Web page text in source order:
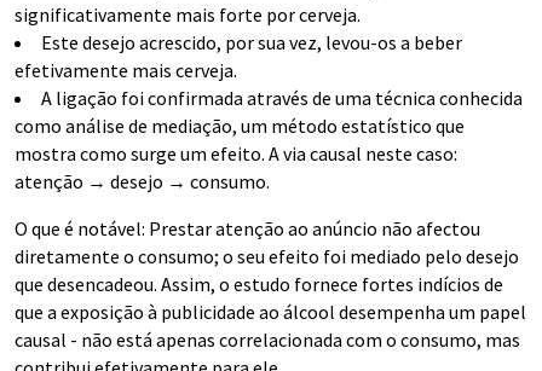
significativamente mais forte por cerveja.
Este desejo acrescido, por sua vez, levou-os a beber
efetivamente mais cerveja.
A ligação foi confirmada através de uma técnica conhecida
como análise de mediação, um método estatístico que
mostra como surge um efeito. A via causal neste caso:
atenção → desejo → consumo.
O que é notável: Prestar atenção ao anúncio não afectou
diretamente o consumo; o seu efeito foi mediado pelo desejo
que desencadeou. Assim, o estudo fornece fortes indícios de
que a exposição à publicidade ao álcool desempenha um papel
causal - não está apenas correlacionada com o consumo, mas